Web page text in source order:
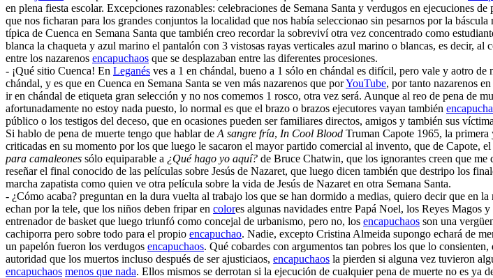
en plena fiesta escolar. Excepciones razonables: celebraciones de Semana Santa y verdugos en ejecuciones
que nos ficharan para los grandes conjuntos la localidad que nos había seleccionao sin pesarnos por la
típica de Cuenca en Semana Santa que también creo recordar la sobreviví otra vez concentrado como
blanca la chaqueta y azul marino el pantalón con 3 vistosas rayas verticales azul marino o blancas, es decir, al
entre los nazarenos encapuchaos que se desplazaban entre las diferentes procesiones.
- ¡Qué sitio Cuenca! En Leganés ves a 1 en chándal, bueno a 1 sólo en chándal es difícil, pero vale y aotro
chándal, y es que en Cuenca en Semana Santa se ven más nazarenos que porYouTube, por tanto nazarenos
ir en chándal de etiqueta gran selección y no nos comemos 1 rosco, otra vez será. Aunque al reo de pena de
afortunadamente no estoy nada puesto, lo normal es que el brazo o brazos ejecutores vayan también
público o los testigos del deceso, que en ocasiones pueden ser familiares directos, amigos y también sus
Si hablo de pena de muerte tengo que hablar de A sangre fría, In Cool Blood Truman Capote 1965, la primera
criticadas en su momento por los que luego le sacaron el mayor partido comercial al invento, que de Capote,
para camaleones sólo equiparable a ¿Qué hago yo aquí? de Bruce Chatwin, que los ignorantes creen que
reseñar el final conocido de las películas sobre Jesús de Nazaret, que luego dicen también que destripo los
marcha zapatista como quien ve otra película sobre la vida de Jesús de Nazaret en otra Semana Santa.
- ¿Cómo acaba? preguntan en la dura vuelta al trabajo los que se han dormido a medias, quiero decir que en
echan por la tele, que los niños deben fripar en colores algunas navidades entre Papá Noel, los Reyes Magos
entrenador de basket que luego triunfó como concejal de urbanismo, pero no, los encapuchaos son una
cachiporra pero sobre todo para el propio encapuchao. Nadie, excepto Cristina Almeida supongo echará de
un papelón fueron los verdugos encapuchaos. Qué cobardes con argumentos tan pobres los que lo
autoridad que los muertos incluso después de ser ajusticiaos, encapuchaos la pierden si alguna vez tuvieron
encapuchaos menos que nada. Ellos mismos se derrotan si la ejecución de cualquier pena de muerte no es ya